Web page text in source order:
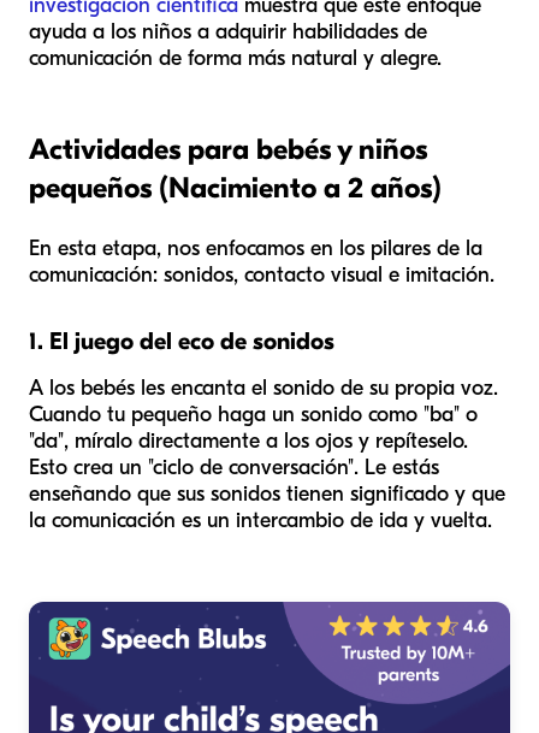
ayuda a los niños a adquirir habilidades de
comunicación de forma más natural y alegre.
Actividades para bebés y niños
pequeños (Nacimiento a 2 años)
En esta etapa, nos enfocamos en los pilares de la
comunicación: sonidos, contacto visual e imitación.
1. El juego del eco de sonidos
A los bebés les encanta el sonido de su propia voz.
Cuando tu pequeño haga un sonido como "ba" o
"da", míralo directamente a los ojos y repíteselo.
Esto crea un "ciclo de conversación". Le estás
enseñando que sus sonidos tienen significado y que
la comunicación es un intercambio de ida y vuelta.